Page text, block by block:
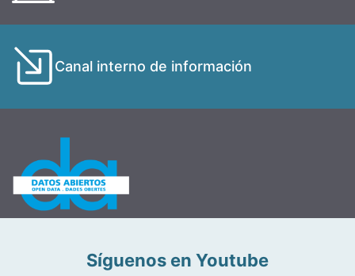
Canal interno de información
Síguenos en Youtube